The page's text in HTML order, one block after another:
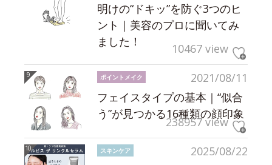
明けの“ドキッ”を防ぐ3つのヒ
ント｜美容のプロに聞いてみ
ました！
10467 view
2021/08/11
ポイントメイク
フェイスタイプの基本｜“似合
う”が見つかる16種類の顔印象
238957 view
2025/08/22
スキンケア